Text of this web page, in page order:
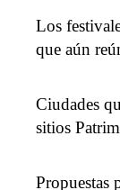
Los
que aún
Ciudades
sitios
Propuestas